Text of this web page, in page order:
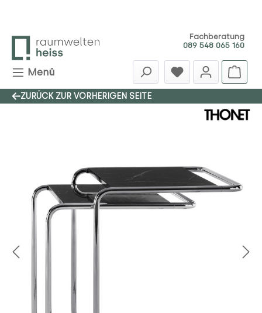
Fachberatung
089 548 065 160
Menü
ZURÜCK ZUR VORHERIGEN SEITE